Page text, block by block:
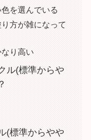
を選んでいる
方が雑になって
り高い
ル(標準からや
(標準からやや